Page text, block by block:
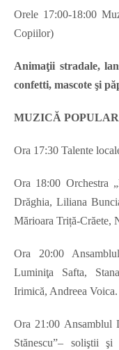
Orele 17:00-18:00
Copiilor)
Animaţii stradale,
confetti, mascote şi
MUZICĂ
Ora 17:30 Talente
Ora 18:00 Orchestra
Drăghia, Liliana
Mărioara Triță-Crăete,
Ora 20:00
Luminiţa Safta,
Irimică, Andreea Voica.
Ora 21:00 Ansamblul
Stănescu”– soliştii